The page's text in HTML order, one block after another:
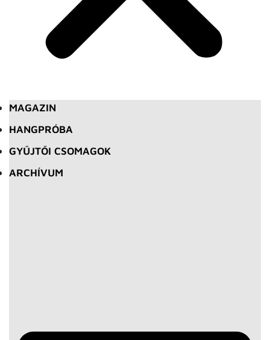
MAGAZIN
HANGPRÓBA
GYŰJTŐI CSOMAGOK
ARCHÍVUM